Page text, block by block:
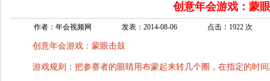
创意年会游戏：蒙
作者：年会视频网 发表：2014-08-06 点击：1922 次
创意年会游戏：蒙眼击鼓
游戏规则：把参赛者的眼睛用布蒙起来转几个圈，在指定的时